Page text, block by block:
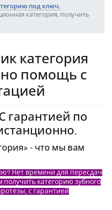
под ключ.
категория, получить
категория
помощь с
гарантией по
- что мы вам
Нет времени для пересдач
категорию зубного
с гарантией